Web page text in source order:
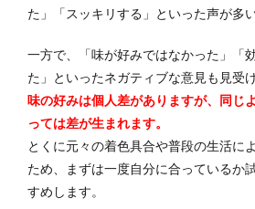
た」「スッキリする」といった声が多
一方で、「味が好みではなかった」「
た」といったネガティブな意見も見受
味の好みは個人差がありますが、同じ
っては差が生まれます。
とくに元々の着色具合や普段の生活に
ため、まずは一度自分に合っているか
すめします。